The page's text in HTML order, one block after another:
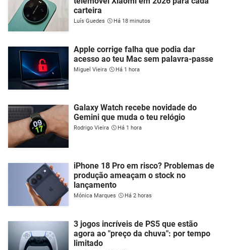
carteira
Luís Guedes Há 18 minutos
Apple corrige falha que podia dar
acesso ao teu Mac sem palavra-passe
Miguel Vieira Há 1 hora
Galaxy Watch recebe novidade do
Gemini que muda o teu relógio
Rodrigo Vieira Há 1 hora
iPhone 18 Pro em risco? Problemas de
produção ameaçam o stock no
lançamento
Mónica Marques Há 2 horas
3 jogos incríveis de PS5 que estão
agora ao "preço da chuva": por tempo
limitado